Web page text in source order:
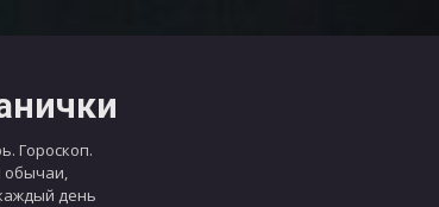
Гороскоп.
обычаи,
день